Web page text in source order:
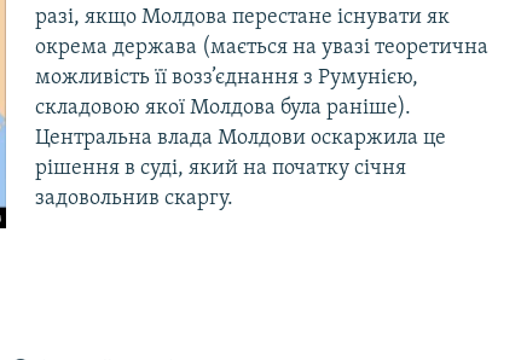
разі, якщо Молдова перестане існувати як
окрема держава (мається на увазі теоретична
можливість її возз’єднання з Румунією,
складовою якої Молдова була раніше).
Центральна влада Молдови оскаржила це
рішення в суді, який на початку січня
задовольнив скаргу.